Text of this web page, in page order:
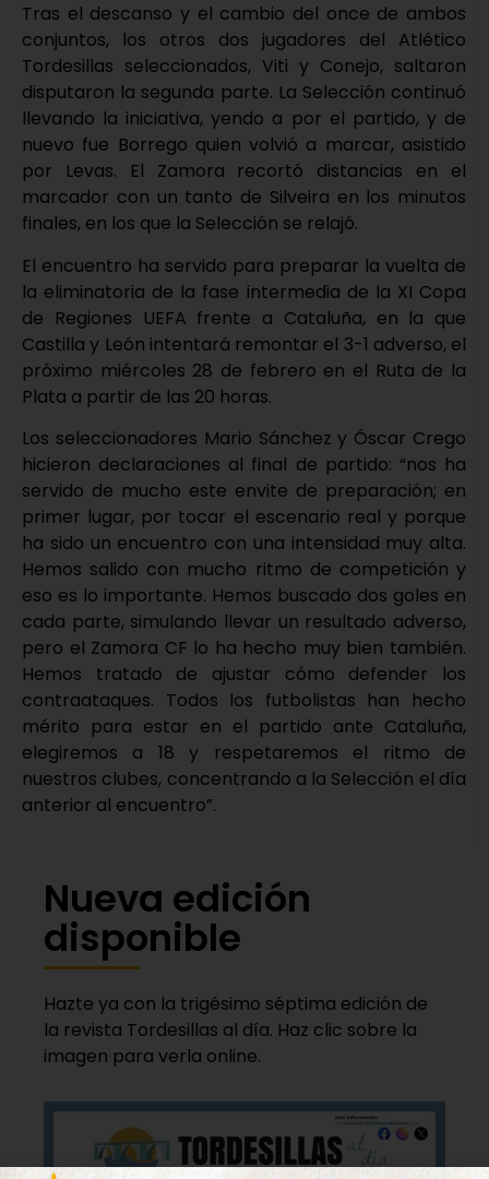
Tras el descanso y el cambio del once de ambos
conjuntos, los otros dos jugadores del Atlético
Tordesillas seleccionados, Viti y Conejo, saltaron
disputaron la segunda parte. La Selección continuó
llevando la iniciativa, yendo a por el partido, y de
nuevo fue Borrego quien volvió a marcar, asistido
por Levas. El Zamora recortó distancias en el
marcador con un tanto de Silveira en los minutos
finales, en los que la Selección se relajó.
El encuentro ha servido para preparar la vuelta de
la eliminatoria de la fase intermedia de la XI Copa
de Regiones UEFA frente a Cataluña, en la que
Castilla y León intentará remontar el 3-1 adverso, el
próximo miércoles 28 de febrero en el Ruta de la
Plata a partir de las 20 horas.
Los seleccionadores Mario Sánchez y Óscar Crego
hicieron declaraciones al final de partido: “nos ha
servido de mucho este envite de preparación; en
primer lugar, por tocar el escenario real y porque
ha sido un encuentro con una intensidad muy alta.
Hemos salido con mucho ritmo de competición y
eso es lo importante. Hemos buscado dos goles en
cada parte, simulando llevar un resultado adverso,
pero el Zamora CF lo ha hecho muy bien también.
Hemos tratado de ajustar cómo defender los
contraataques. Todos los futbolistas han hecho
mérito para estar en el partido ante Cataluña,
elegiremos a 18 y respetaremos el ritmo de
nuestros clubes, concentrando a la Selección el día
anterior al encuentro”.
Nueva edición
disponible
Hazte ya con la trigésimo séptima edición de
la revista Tordesillas al día. Haz clic sobre la
imagen para verla online.